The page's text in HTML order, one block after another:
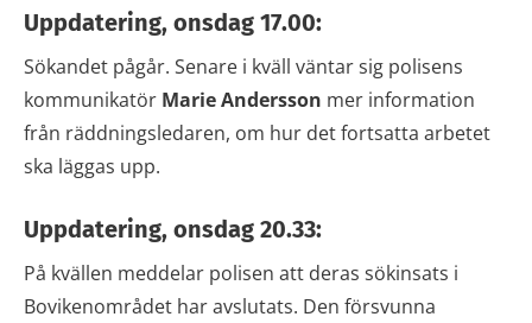
Uppdatering, onsdag 17.00:
Sökandet pågår. Senare i kväll väntar sig polisens
kommunikatör Marie Andersson mer information
från räddningsledaren, om hur det fortsatta arbetet
ska läggas upp.
Uppdatering, onsdag 20.33:
På kvällen meddelar polisen att deras sökinsats i
Bovikenområdet har avslutats. Den försvunna